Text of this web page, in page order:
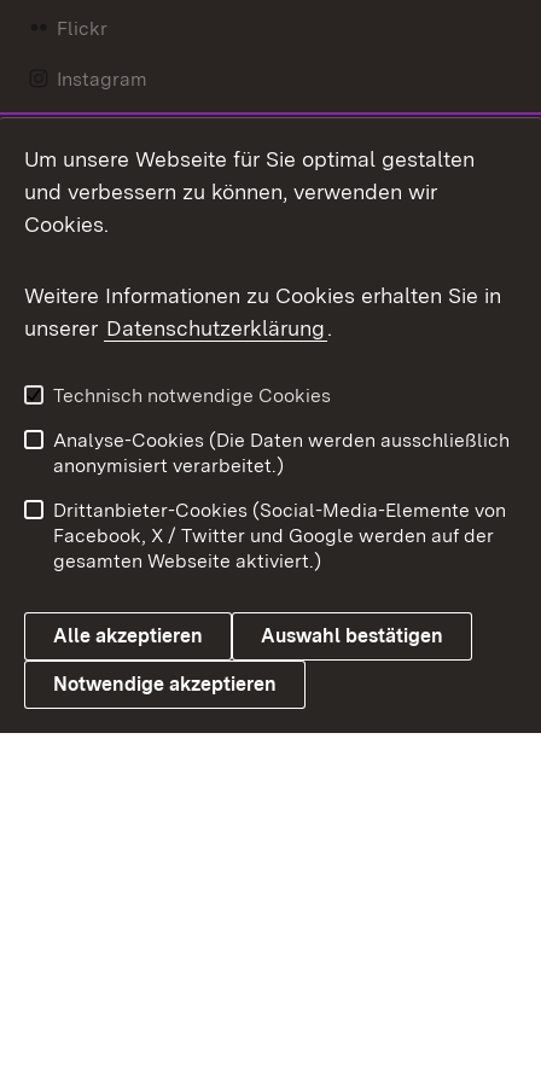
Flickr
Instagram
Mastodon
Messenger
Social Wall
X / Twitter
Youtube
Link zum Landesportal
Benutzungshinweise
Barrierefreiheit
Datenschutz
Cookies
Um unsere Webseite für Sie optimal gestalten
und verbessern zu können, verwenden wir
Cookies.
Weitere Informationen zu Cookies erhalten Sie in
unserer Datenschutzerklärung.
Technisch notwendige Cookies
Analyse-Cookies (Die Daten werden ausschließlich
anonymisiert verarbeitet.)
Drittanbieter-Cookies (Social-Media-Elemente von
Facebook, X / Twitter und Google werden auf der
gesamten Webseite aktiviert.)
Alle akzeptieren Auswahl bestätigen
Notwendige akzeptieren